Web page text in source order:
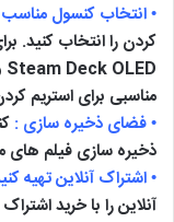
• انتخاب کنسول
کردن را انتخاب کنید.
Steam Deck OLED و
مناسبی برای استریم
• فضای ذخیره سازی :
ذخیره سازی فیلم های
• اشتراک آنلاین تهیه
آنلاین را با خرید